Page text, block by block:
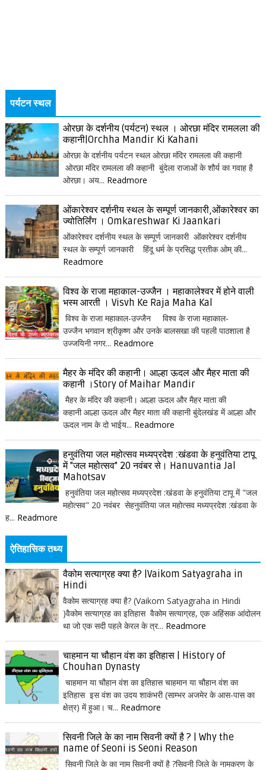
पर्यटन स्थल
ओरछा के दर्शनीय (पर्यटन) स्थल । ओरछा मंदिर रामलला की
कहानी|Orchha Mandir Ki Kahani
ओरछा के दर्शनीय पर्यटन स्थल ओरछा मंदिर रामलला की कहानी
ओरछा मंदिर रामलला की कहानी बुंदेला राजाओं के शौर्य का गवाह है
ओरछा। अय... Readmore
ओंकारेश्वर दर्शनीय स्थल के सम्पूर्ण जानकारी,ओंकारेश्वर का
ज्योतिर्लिंग । Omkareshwar Ki Jaankari
ओंकारेश्वर दर्शनीय स्थल के सम्पूर्ण जानकारी ओंकारेश्वर दर्शनीय
स्थल के सम्पूर्ण जानकारी हिंदू धर्म के प्रसिद्ध प्रतीक ओम् की...
Readmore
विश्व के राजा महाकाल-उज्जैन । महाकालेश्वर में होने वाली
भस्म आरती । Visvh Ke Raja Maha Kal
विश्व के राजा महाकाल-उज्जैन विश्व के राजा महाकाल-
उज्जैन भगवान श्रीकृष्ण और उनके बालसखा की पहली पाठशाला है
उज्जयिनी नगर... Readmore
मैहर के मंदिर की कहानी। आल्हा ऊदल और मैहर माता की
कहानी ।Story of Maihar Mandir
मैहर के मंदिर की कहानी। आल्हा ऊदल और मैहर माता की
कहानी आल्हा ऊदल और मैहर माता की कहानी बुंदेलखंड में आल्हा और
ऊदल नाम के दो भाईय... Readmore
हनुवंतिया जल महोत्सव मध्यप्रदेश :खंडवा के हनुवंतिया टापू
में "जल महोत्सव" 20 नवंबर से। Hanuvantia Jal
Mahotsav
हनुवंतिया जल महोत्सव मध्यप्रदेश :खंडवा के हनुवंतिया टापू में "जल
महोत्सव" 20 नवंबर सेहनुवंतिया जल महोत्सव मध्यप्रदेश :खंडवा के
ह... Readmore
ऐतिहासिक तथ्य
वैकोम सत्याग्रह क्या है? |Vaikom Satyagraha in
Hindi
वैकोम सत्याग्रह क्या है? (Vaikom Satyagraha in Hindi
)वैकोम सत्याग्रह का इतिहास वैकोम सत्याग्रह, एक अहिंसक आंदोलन
था जो एक सदी पहले केरल के त्र... Readmore
चाहमान या चौहान वंश का इतिहास | History of
Chouhan Dynasty
चाहमान या चौहान वंश का इतिहास चाहमान या चौहान वंश का
इतिहास इस वंश का उदय शाकंभरी (साम्भर अजमेर के आस-पास का
क्षेत्र) में हुआ। च... Readmore
सिवनी जिले के का नाम सिवनी क्यों है ? | Why the
name of Seoni is Seoni Reason
सिवनी जिले के का नाम सिवनी क्यों है ?सिवनी जिले के नामकरण के